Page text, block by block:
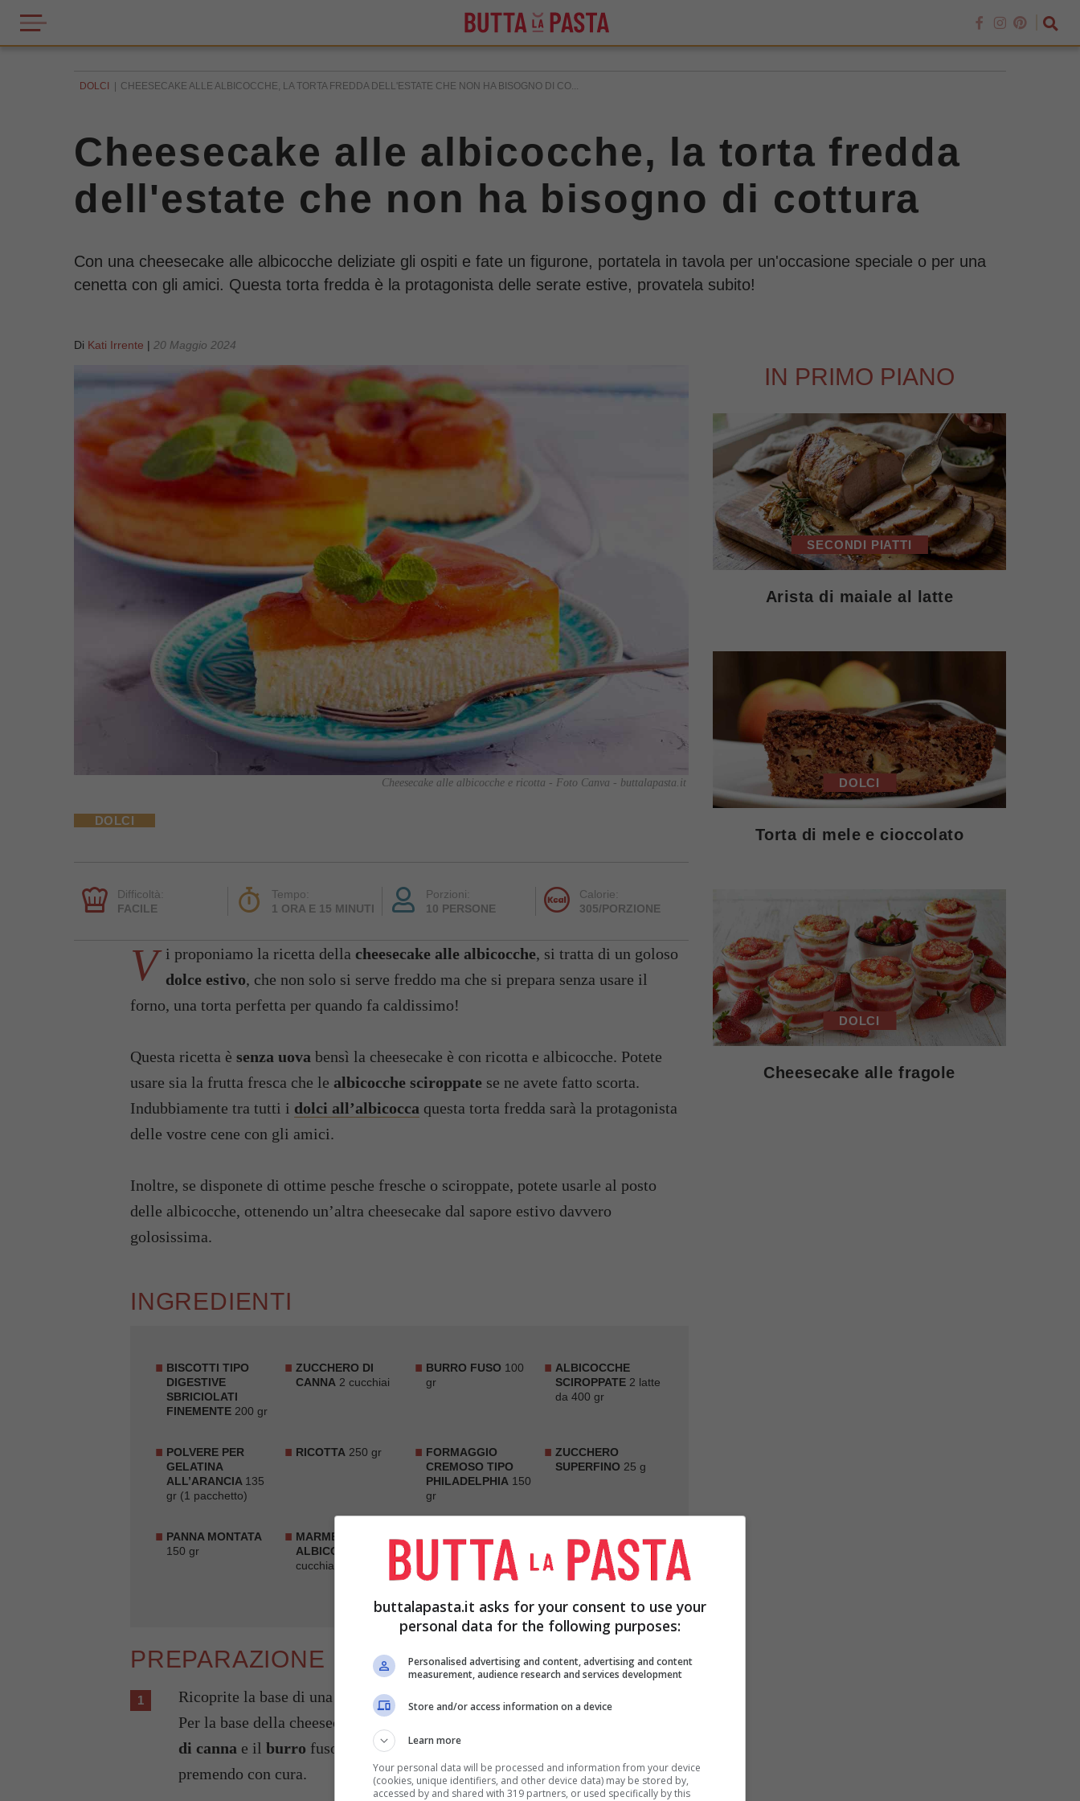
DOLCI CHEESECAKE ALLE ALBICOCCHE, LA TORTA FREDDA DELL'ESTATE CHE NON HA BISOGNO DI CO...
Cheesecake alle albicocche, la torta fredda
dell'estate che non ha bisogno di cottura
Con una cheesecake alle albicocche deliziate gli ospiti e fate un figurone, portatela in tavola per un'occasione speciale o per una
cenetta con gli amici. Questa torta fredda è la protagonista delle serate estive, provatela subito!
Di Kati Irrente | 20 Maggio 2024
Cheesecake alle albicocche e ricotta - Foto Canva - buttalapasta.it
DOLCI
Difficoltà:
FACILE
Tempo:
1 ORA E 15 MINUTI
Porzioni:
10 PERSONE
Calorie:
305/PORZIONE
V i proponiamo la ricetta della cheesecake alle albicocche, si tratta di un goloso
dolce estivo, che non solo si serve freddo ma che si prepara senza usare il
forno, una torta perfetta per quando fa caldissimo!
Questa ricetta è senza uova bensì la cheesecake è con ricotta e albicocche. Potete
usare sia la frutta fresca che le albicocche sciroppate se ne avete fatto scorta.
Indubbiamente tra tutti i dolci all’albicocca questa torta fredda sarà la protagonista
delle vostre cene con gli amici.
Inoltre, se disponete di ottime pesche fresche o sciroppate, potete usarle al posto
delle albicocche, ottenendo un’altra cheesecake dal sapore estivo davvero
golosissima.
INGREDIENTI
BISCOTTI TIPO
DIGESTIVE
SBRICIOLATI
FINEMENTE 200 gr
ZUCCHERO DI
CANNA 2 cucchiai
BURRO FUSO 100
gr
ALBICOCCHE
SCIROPPATE2 latte
da 400 gr
POLVERE PER
GELATINA
ALL’ARANCIA 135
gr (1 pacchetto)
RICOTTA 250 gr
FORMAGGIO
CREMOSO TIPO
PHILADELPHIA 150
gr
ZUCCHERO
SUPERFINO 25 g
PANNA MONTATA
150 gr
MARMELLATA DI
ALBICOCCHE
cucchiai
MANDORLE A
LAMELLE
(OPZIONALI) 2
cucchiai
PREPARAZIONE
Ricoprite la base di una teglia apribile di 23 cm. di diametro con carta forno.
Per la base della cheesecake mescolate i
di canna e il burro fuso, e distribuite il composto sul fondo della teglia,
premendo con cura.
IN PRIMO PIANO
SECONDI PIATTI
Arista di maiale al latte
DOLCI
Torta di mele e cioccolato
DOLCI
Cheesecake alle fragole
buttalapasta.it asks for your consent to use your
personal data for the following purposes:
Personalised advertising and content, advertising and content
measurement, audience research and services development
Store and/or access information on a device
Learn more
Your personal data will be processed and information from your device
(cookies, unique identifiers, and other device data) may be stored by,
accessed by and shared with 319 partners, or used specifically by this